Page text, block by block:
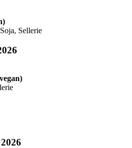
Sellerie